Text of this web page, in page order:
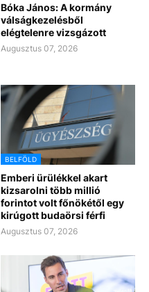
Bóka János: A kormány
válságkezelésből
elégtelenre vizsgázott
Augusztus 07, 2026
BELFÖLD
Emberi ürülékkel akart
kizsarolni több millió
forintot volt főnökétől egy
kirúgott budaörsi férfi
Augusztus 07, 2026